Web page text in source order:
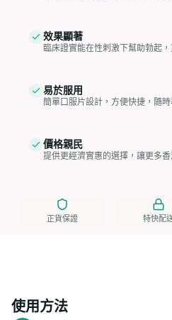
效果顯著
臨床證實能在性刺激下幫助勃起，
易於服用
簡單口服片設計，方便快捷，隨
價格親民
提供更經濟實惠的選擇，讓更多
正貨保證 特快配
使用方法